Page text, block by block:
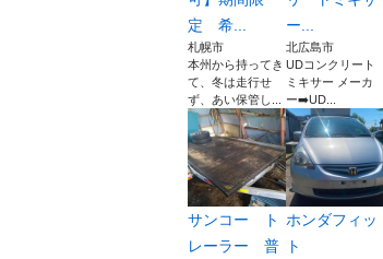
定 希...
札幌市
本州から持ってき
て、冬は走行せ
ず、あい保管し...
ー...
北広島市
UDコンクリート
ミキサー メーカ
ー➡️UD...
サンコー ト
レーラー 普
ホンダフィッ
ト